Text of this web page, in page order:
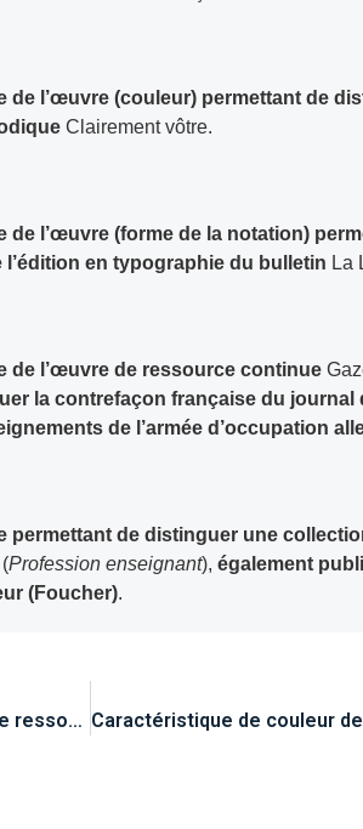
l’œuvre (couleur) permettant de
Clairement vôtre.
l’œuvre (forme de la notation)
en typographie du bulletin La
de l’œuvre de ressource continue
la contrefaçon française du journal
de l’armée d’occupation
de distinguer une
(Profession enseignant),également
(Foucher).
Mention du pays associé à l’œuvre de ressource continue